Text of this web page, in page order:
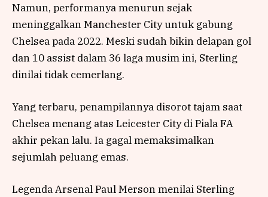
Namun, performanya menurun sejak
meninggalkan Manchester City untuk gabung
Chelsea pada 2022. Meski sudah bikin delapan gol
dan 10 assist dalam 36 laga musim ini, Sterling
dinilai tidak cemerlang.
Yang terbaru, penampilannya disorot tajam saat
Chelsea menang atas Leicester City di Piala FA
akhir pekan lalu. Ia gagal memaksimalkan
sejumlah peluang emas.
Legenda Arsenal Paul Merson menilai Sterling